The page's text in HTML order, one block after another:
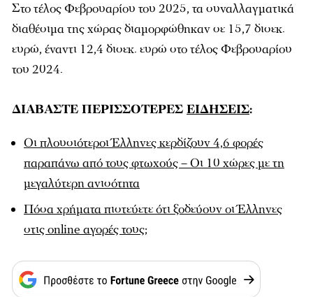
Στο τέλος Φεβρουαρίου του 2025, τα συναλλαγματικά
διαθέσιμα της χώρας διαμορφώθηκαν σε 15,7 δισεκ.
ευρώ, έναντι 12,4 δισεκ. ευρώ στο τέλος Φεβρουαρίου
του 2024.
ΔΙΑΒΑΣΤΕ ΠΕΡΙΣΣΟΤΕΡΕΣ ΕΙΔΗΣΕΙΣ:
Οι πλουσιότεροι Έλληνες κερδίζουν 4,6 φορές
παραπάνω από τους φτωχούς – Οι 10 χώρες με τη
μεγαλύτερη ανισότητα
Πόσα χρήματα πιστεύετε ότι ξοδεύουν οι Έλληνες
στις online αγορές τους;